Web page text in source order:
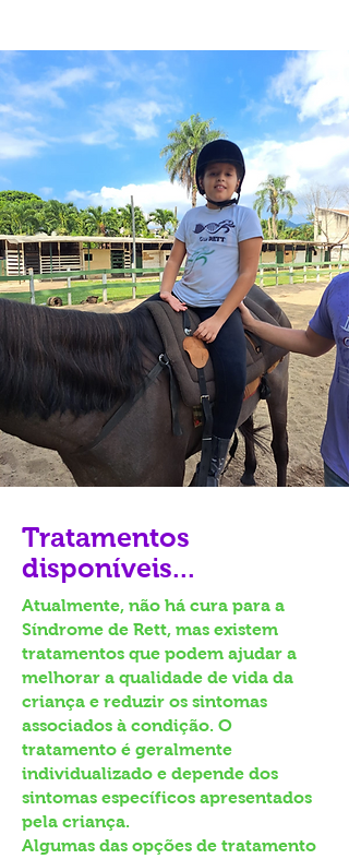
Tratamentos
disponíveis...
Atualmente, não há cura para a
Síndrome de Rett, mas existem
tratamentos que podem ajudar a
melhorar a qualidade de vida da
criança e reduzir os sintomas
associados à condição. O
tratamento é geralmente
individualizado e depende dos
sintomas específicos apresentados
pela criança.
Algumas das opções de tratamento